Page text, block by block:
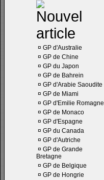
¤ GP d'Australie
¤ GP de Chine
¤ GP du Japon
¤ GP de Bahrein
¤ GP d'Arabie Saoudite
¤ GP de Miami
¤ GP d'Emilie Romagne
¤ GP de Monaco
¤ GP d'Espagne
¤ GP du Canada
¤ GP d'Autriche
¤ GP de Grande
Bretagne
¤ GP de Belgique
¤ GP de Hongrie